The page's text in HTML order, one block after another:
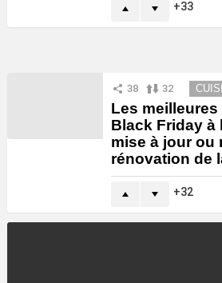
33
38 32
Les
Black Friday à
mise à jour ou
rénovation de
32